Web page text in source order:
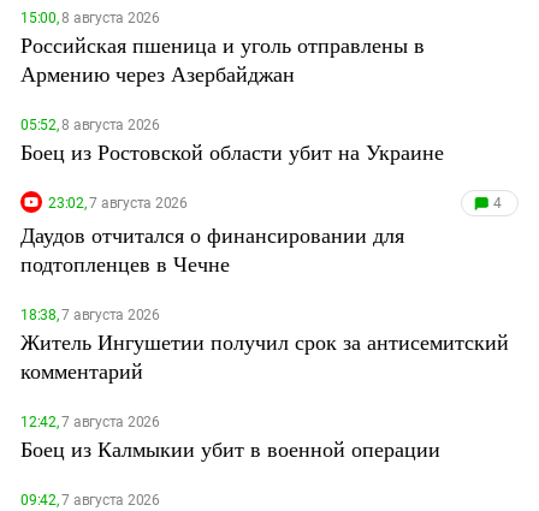
15:00,8 августа 2026
Российская пшеница и уголь отправлены в
Армению через Азербайджан
05:52,8 августа 2026
Боец из Ростовской области убит на Украине
23:02,7 августа 2026 4
Даудов отчитался о финансировании для
подтопленцев в Чечне
18:38,7 августа 2026
Житель Ингушетии получил срок за антисемитский
комментарий
12:42,7 августа 2026
Боец из Калмыкии убит в военной операции
09:42,7 августа 2026